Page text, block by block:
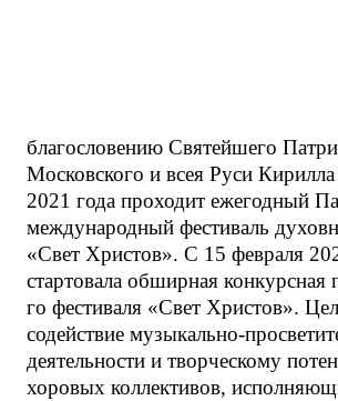
благословению Святейшего
Московского и всея Руси Кирилла
2021 года проходит ежегодный
международный фестиваль
«Свет Христов». С 15 февраля
стартовала обширная
го фестиваля «Свет Христов».
содействие музыкально-
деятельности и творческому
хоровых коллективов,